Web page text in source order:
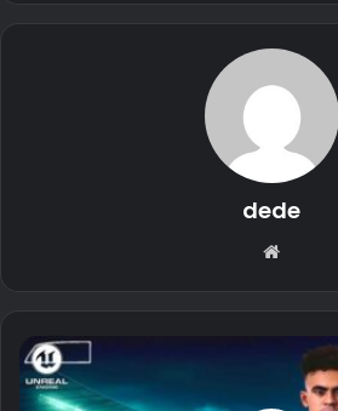
dede
Website